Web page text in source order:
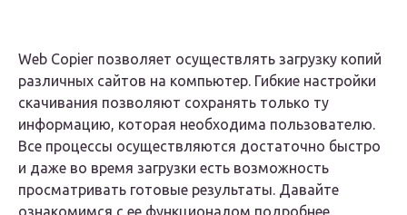
Web Copier позволяет осуществлять загрузку копий
различных сайтов на компьютер. Гибкие настройки
скачивания позволяют сохранять только ту
информацию, которая необходима пользователю.
Все процессы осуществляются достаточно быстро
и даже во время загрузки есть возможность
просматривать готовые результаты. Давайте